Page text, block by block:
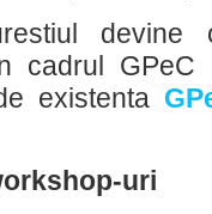
devine
cadrul GPeC
existenta
uri